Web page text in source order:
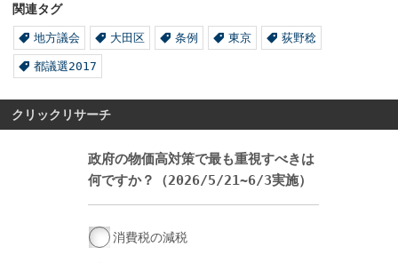
関連タグ
地方議会 大田区 条例 東京 荻野稔
都議選2017
クリックリサーチ
政府の物価高対策で最も重視すべきは
何ですか？（2026/5/21~6/3実施）
消費税の減税